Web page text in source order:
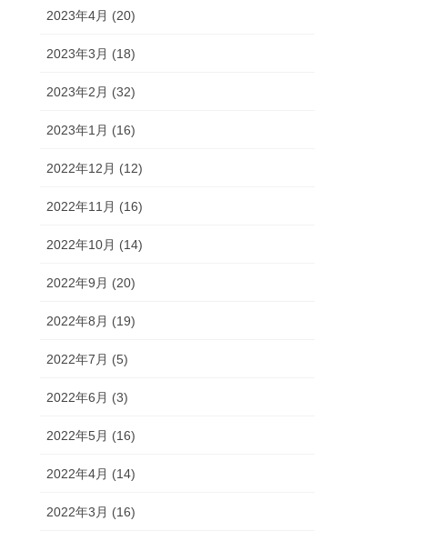
2023年4月 (20)
2023年3月 (18)
2023年2月 (32)
2023年1月 (16)
2022年12月 (12)
2022年11月 (16)
2022年10月 (14)
2022年9月 (20)
2022年8月 (19)
2022年7月 (5)
2022年6月 (3)
2022年5月 (16)
2022年4月 (14)
2022年3月 (16)